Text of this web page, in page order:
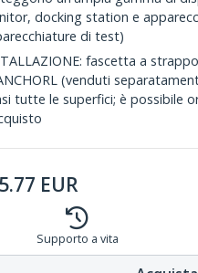
docking station e
di test)
fascetta a
(venduti
tutte le superfici; è possibile
EUR
Supporto a vita